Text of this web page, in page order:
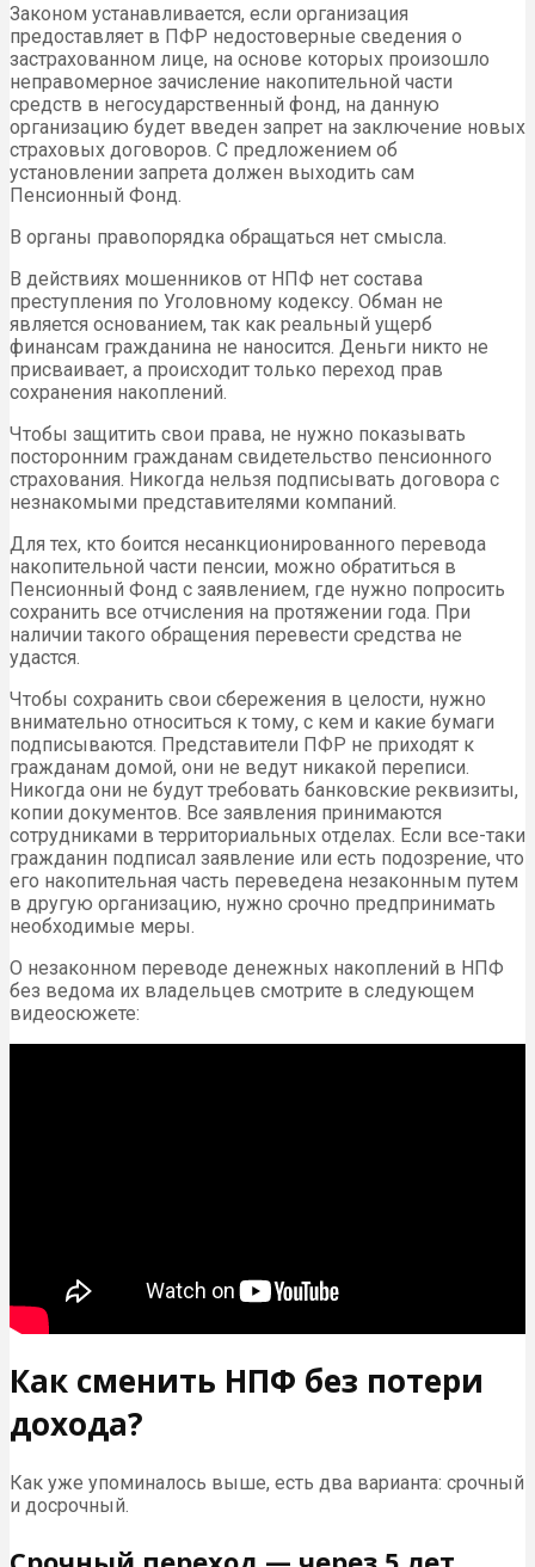
Законом устанавливается, если организация
предоставляет в ПФР недостоверные сведения о
застрахованном лице, на основе которых произошло
неправомерное зачисление накопительной части
средств в негосударственный фонд, на данную
организацию будет введен запрет на заключение новых
страховых договоров. С предложением об
установлении запрета должен выходить сам
Пенсионный Фонд.
В органы правопорядка обращаться нет смысла.
В действиях мошенников от НПФ нет состава
преступления по Уголовному кодексу. Обман не
является основанием, так как реальный ущерб
финансам гражданина не наносится. Деньги никто не
присваивает, а происходит только переход прав
сохранения накоплений.
Чтобы защитить свои права, не нужно показывать
посторонним гражданам свидетельство пенсионного
страхования. Никогда нельзя подписывать договора с
незнакомыми представителями компаний.
Для тех, кто боится несанкционированного перевода
накопительной части пенсии, можно обратиться в
Пенсионный Фонд с заявлением, где нужно попросить
сохранить все отчисления на протяжении года. При
наличии такого обращения перевести средства не
удастся.
Чтобы сохранить свои сбережения в целости, нужно
внимательно относиться к тому, с кем и какие бумаги
подписываются. Представители ПФР не приходят к
гражданам домой, они не ведут никакой переписи.
Никогда они не будут требовать банковские реквизиты,
копии документов. Все заявления принимаются
сотрудниками в территориальных отделах. Если все-таки
гражданин подписал заявление или есть подозрение, что
его накопительная часть переведена незаконным путем
в другую организацию, нужно срочно предпринимать
необходимые меры.
О незаконном переводе денежных накоплений в НПФ
без ведома их владельцев смотрите в следующем
видеосюжете:
Как сменить НПФ без потери
дохода?
Как уже упоминалось выше, есть два варианта: срочный
и досрочный.